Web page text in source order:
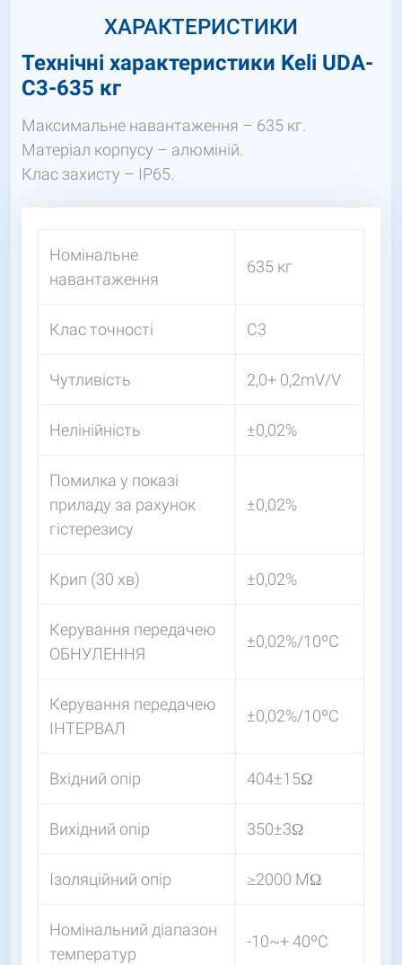
ХАРАКТЕРИСТИКИ
Технічні характеристики Keli UDA-
C3-635 кг
Максимальне навантаження – 635 кг.
Матеріал корпусу – алюміній.
Клас захисту – IP65.
Номінальне
навантаження
635 кг
Клас точності С3
Чутливість 2,0+ 0,2mV/V
Нелінійність ±0,02%
Помилка у показі
приладу за рахунок
гістерезису
±0,02%
Крип (30 хв) ±0,02%
Керування передачею
ОБНУЛЕННЯ
±0,02%/10ºС
Керування передачею
ІНТЕРВАЛ
±0,02%/10ºС
Вхідний опір 404±15Ω
Вихідний опір 350±3Ω
Ізоляційний опір ≥2000 МΩ
Номінальний діапазон
температур
-10~+ 40ºС